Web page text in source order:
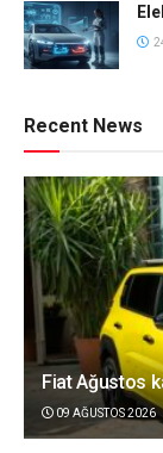
Recent News
Fiat Ağustos
09 AĞUSTOS 2026